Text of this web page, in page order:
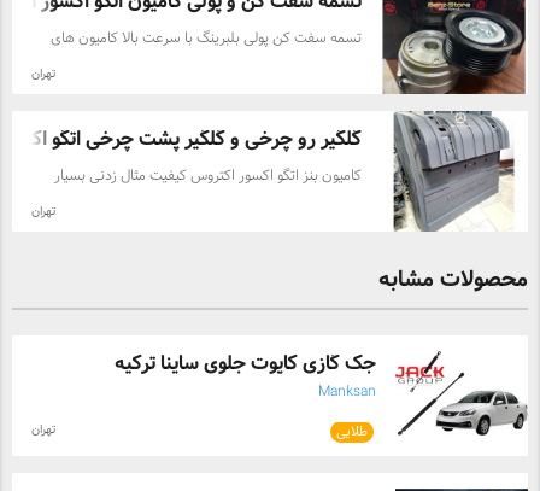
تسمه سفت کن پولی بلبرینگ با سرعت بالا کامیون های
کیفیت بهترین کیفیت موجود در بازار جهت استعلام قیمت
تهران
گلگیر رو چرخی و گلگیر پشت چرخی اتگو
کامیون بنز اتگو اکسور اکتروس کیفیت مثال زدنی بسیار
تهران
محصولات مشابه
جک گازی کاپوت جلوی ساینا ترکیه
Manksan
طلایی تهران